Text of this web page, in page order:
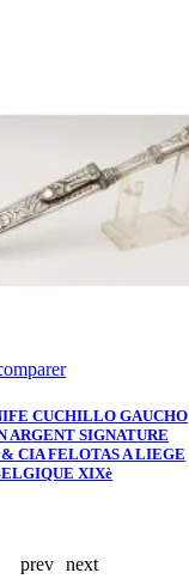
CUCHILLO GAUCHO
ARGENT SIGNATURE
CIA FELOTAS A LIEGE
XIXè
prev next